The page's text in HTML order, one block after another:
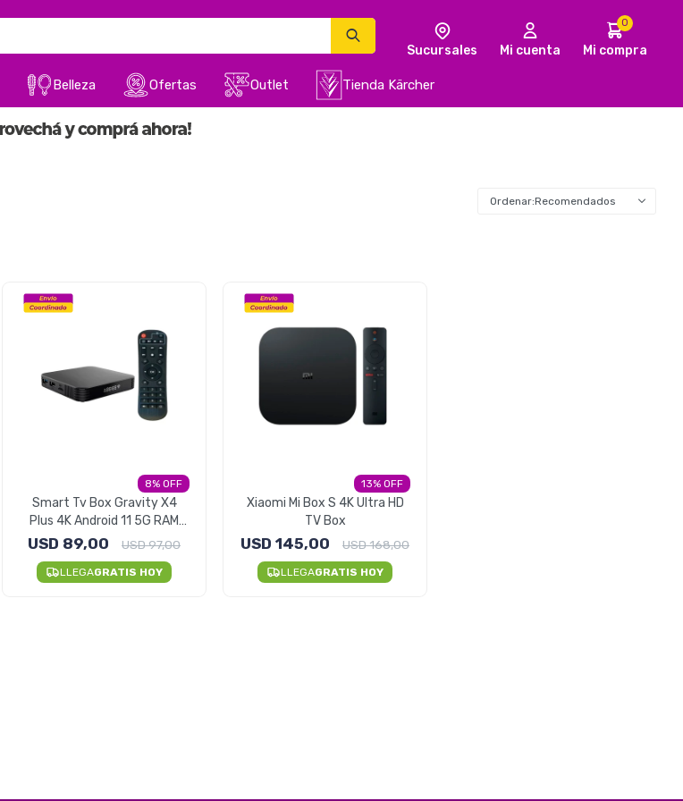
Belleza Ofertas Outlet Tienda Kärcher
0
Recomendados
8
Smart Tv Box Gravity X4
Plus 4K Android 11 5G RAM
4GB
USD 89,00 USD97,00
LLEGAGRATIS HOY
13
Xiaomi Mi Box S 4K Ultra HD
TV Box
USD 145,00 USD168,00
LLEGAGRATIS HOY